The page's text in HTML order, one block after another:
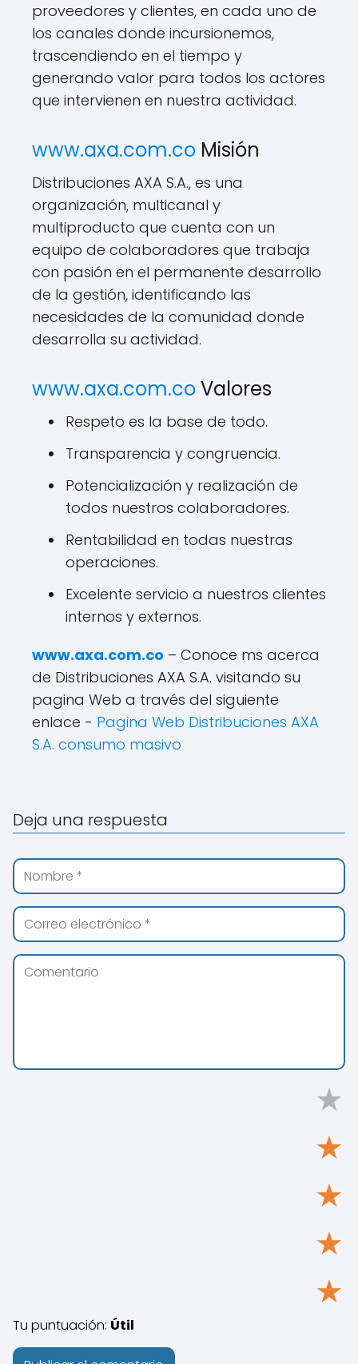
proveedores y clientes, en cada uno de
los canales donde incursionemos,
trascendiendo en el tiempo y
generando valor para todos los actores
que intervienen en nuestra actividad.
www.axa.com.co Misión
Distribuciones AXA S.A., es una
organización, multicanal y
multiproducto que cuenta con un
equipo de colaboradores que trabaja
con pasión en el permanente desarrollo
de la gestión, identificando las
necesidades de la comunidad donde
desarrolla su actividad.
www.axa.com.coValores
Respeto es la base de todo.
Transparencia y congruencia.
Potencialización y realización de
todos nuestros colaboradores.
Rentabilidad en todas nuestras
operaciones.
Excelente servicio a nuestros clientes
internos y externos.
www.axa.com.co – Conoce ms acerca
de Distribuciones AXA S.A. visitando su
pagina Web a través del siguiente
enlace - Pagina Web Distribuciones AXA
S.A. consumo masivo
Deja una respuesta
★
★
★
★
★
Tu puntuación: Útil